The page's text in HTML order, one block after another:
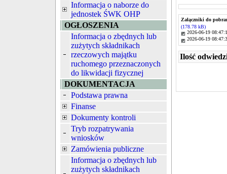
Informacja o naborze do
jednostek ŚWK OHP
OGŁOSZENIA
Informacja o zbędnych lub
zużytych składnikach
rzeczowych majątku
ruchomego przeznaczonych
do likwidacji fizycznej
DOKUMENTACJA
Podstawa prawna
Finanse
Dokumenty kontroli
Tryb rozpatrywania
wniosków
Zamówienia publiczne
Informacja o zbędnych lub
zużytych składnikach
Załączniki do
(178.78 kB)
2026-06-19
2026-06-19
Ilość